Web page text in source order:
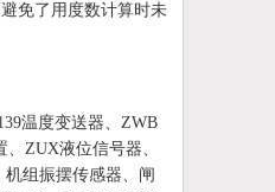
免了用度数计算时未
温度变送器、ZWB
ZUX液位信号器、
组振摆传感器、闸